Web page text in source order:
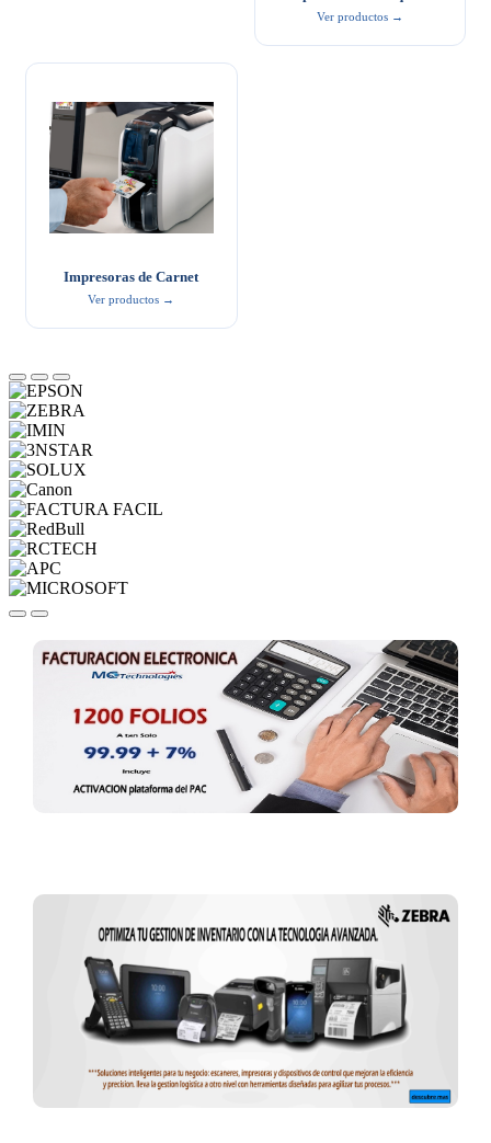
Ver productos →
Impresoras de Carnet
Ver productos →